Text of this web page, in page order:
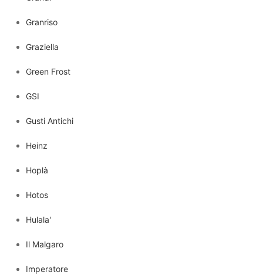
Granriso
Graziella
Green Frost
GSI
Gusti Antichi
Heinz
Hoplà
Hotos
Hulala'
Il Malgaro
Imperatore